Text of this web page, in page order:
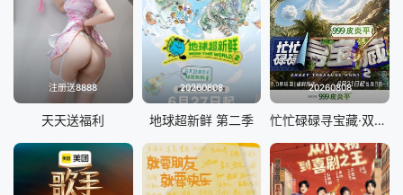
注册送8888
天天送福利
20260808
地球超新鲜 第二季
20260808
忙忙碌碌寻宝藏·双人成行季